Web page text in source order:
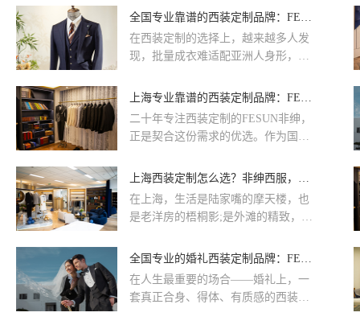
礼、或者一个年轻人第一次穿上西装
全国专业靠谱的西装定制品牌：FESUN非绅，为重要场合而生
在西装定制的选择上，越来越多人发
现，批量成衣难适配亚洲人身形，也
由此成为更优解。无论是上海外滩的
麓湖畔的户外婚礼盼合身礼服定格永
恒，亦或是北京国贸的行业峰会、日
费者更倾向于选择“懂场景、重工艺、
服务可托付”的定制品牌，为人生重要
时刻打造专属着装。作为全直营体
务标准与价格透明体系。从30年经验
采集，到终身免费干洗改衣、终身免
费整烫，各项服务均保持一致，有效
上海专业靠谱的西装定制品牌：FESUN非绅，为重要场合而
二十年专注西装定制的FESUN非绅，
正是契合这份需求的优选。作为国内
年创立于北京国贸，累计服务超过20
京、上海、成都、武汉等六大核心城
市设立全直营门店。
上海西装定制怎么选？非绅西服，让上海人的重要场合“有腔调”
在上海，生活是陆家嘴的摩天楼，也
是老洋房的梧桐影;是外滩的精致，更
重。越来越多的上海人懂得：一套真
合的“最佳战袍”。但上海定制西装店
那么多，怎么选?看工艺、看版型、看
全国专业的婚礼西装定制品牌：FESUN非绅，为一生一次的郑重
在人生最重要的场合——婚礼上，一
套真正合身、得体、有质感的西装，